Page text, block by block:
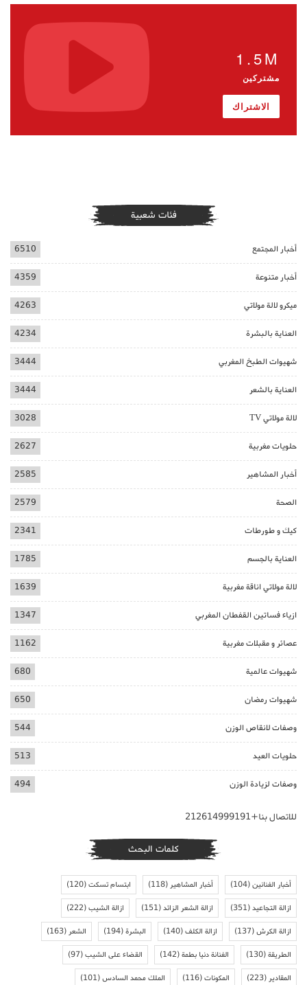
1.5M
مشتركين
الاشتراك
فئات شعبية
أخبار المجتمع 6510
أخبار متنوعة 4359
ميكرو لالة مولاتي 4263
العناية بالبشرة 4234
شهيوات الطبخ المغربي 3444
العناية بالشعر 3444
لالة مولاتي TV 3028
حلويات مغربية 2627
أخبار المشاهير 2585
الصحة 2579
كيك و طورطات 2341
العناية بالجسم 1785
لالة مولاتي اناقة مغربية 1639
ازياء فساتين القفطان المغربي 1347
عصائر و مقبلات مغربية 1162
شهيوات عالمية 680
شهيوات رمضان 650
وصفات لانقاص الوزن 544
حلويات العيد 513
وصفات لزيادة الوزن 494
للاتصال بنا+212614999191
كلمات البحث
أخبار الفنانين(104) أخبار المشاهير(118) ابتسام تسكت(120)
ازالة التجاعيد(351) ازالة الشعر الزائد(151) ازالة الشيب(222)
ازالة الكرش(137) ازالة الكلف(140) البشرة(194) الشعر(163)
الطريقة(130) الفنانة دنيا بطمة(142) القضاء على الشيب(97)
المقادير(223) المكونات(116) الملك محمد السادس(101)